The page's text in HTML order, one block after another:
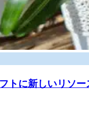
トに新しいリソー